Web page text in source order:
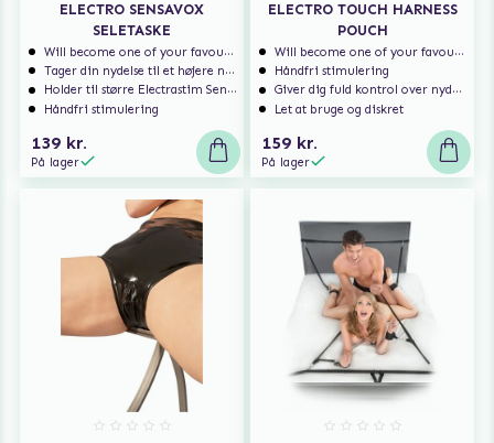
ELECTRO SENSAVOX
SELETASKE
Will become one of your favourites!
Tager din nydelse til et højere niveau
Holder til større Electrastim SensaVox
Håndfri stimulering
139 kr.
På lager
ELECTRO TOUCH HARNESS
POUCH
Will become one of your favourites!
Håndfri stimulering
Giver dig fuld kontrol over nydelsen
Let at bruge og diskret
159 kr.
På lager